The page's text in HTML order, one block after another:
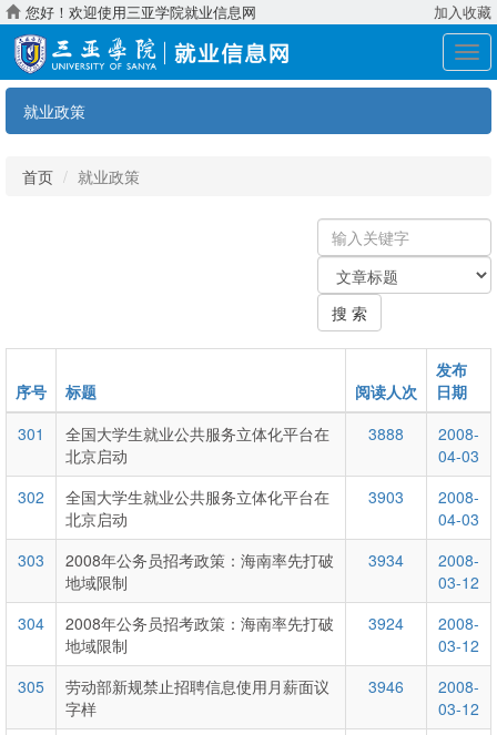
您好！欢迎使用三亚学院就业信息网 加入收藏
展
开
就业政策
首页 就业政策
输
入
键
字：
关
键
类
型
搜 索
序号 标题 阅读人次
发布
日期
301
全国大学生就业公共服务立体化平台在
北京启动
3888
2008-
04-03
302
全国大学生就业公共服务立体化平台在
北京启动
3903
2008-
04-03
303
2008年公务员招考政策：海南率先打破
地域限制
3934
2008-
03-12
304
2008年公务员招考政策：海南率先打破
地域限制
3924
2008-
03-12
305
劳动部新规禁止招聘信息使用月薪面议
字样
3946
2008-
03-12